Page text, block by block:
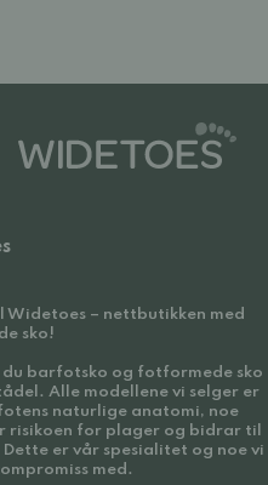
Widetoes – nettbutikken med
sko!
du barfotsko og fotformede sko
Alle modellene vi selger er
naturlige anatomi, noe
risikoen for plager og bidrar til
er vår spesialitet og noe vi
med.